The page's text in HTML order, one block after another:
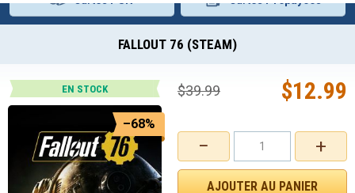
FALLOUT 76 (STEAM)
EN STOCK
–68%
+
−
$12.99
$39.99